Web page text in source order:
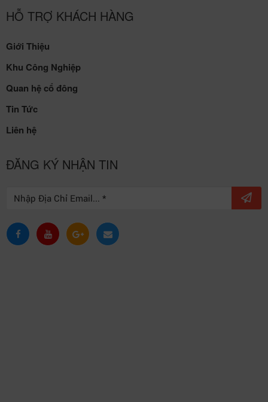
HỖ TRỢ KHÁCH HÀNG
Giới Thiệu
Khu Công Nghiệp
Quan hệ cổ đông
Tin Tức
Liên hệ
ĐĂNG KÝ NHẬN TIN